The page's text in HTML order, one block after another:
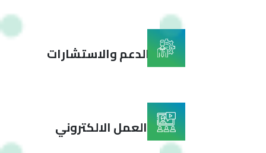
تقديم الدعم والاستشارات
تمكين العمل الالكتروني